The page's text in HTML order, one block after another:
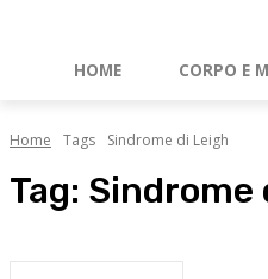
HOME CORPO E
Home Tags Sindrome di Leigh
Tag: Sindrome